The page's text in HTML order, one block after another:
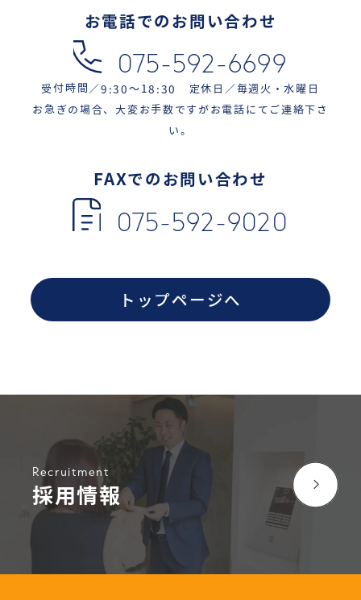
お電話でのお問い合わせ
075-592-6699
受付時間／9:30〜18:30 定休日／毎週火・水曜日
お急ぎの場合、大変お手数ですがお電話にてご連絡下さ
い。
FAXでのお問い合わせ
075-592-9020
トップページへ
Recruitment
採用情報